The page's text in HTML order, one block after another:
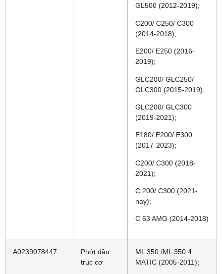
GL500 (2012-2019);
C200/ C250/ C300
(2014-2018);
E200/ E250 (2016-
2019);
GLC200/ GLC250/
GLC300 (2015-2019);
GLC200/ GLC300
(2019-2021);
E180/ E200/ E300
(2017-2023);
C200/ C300 (2018-
2021);
C 200/ C300 (2021-
nay);
C 63 AMG (2014-2018)
A0239978447
Phớt đầu
trục cơ
ML 350 /ML 350 4
MATIC (2005-2011);